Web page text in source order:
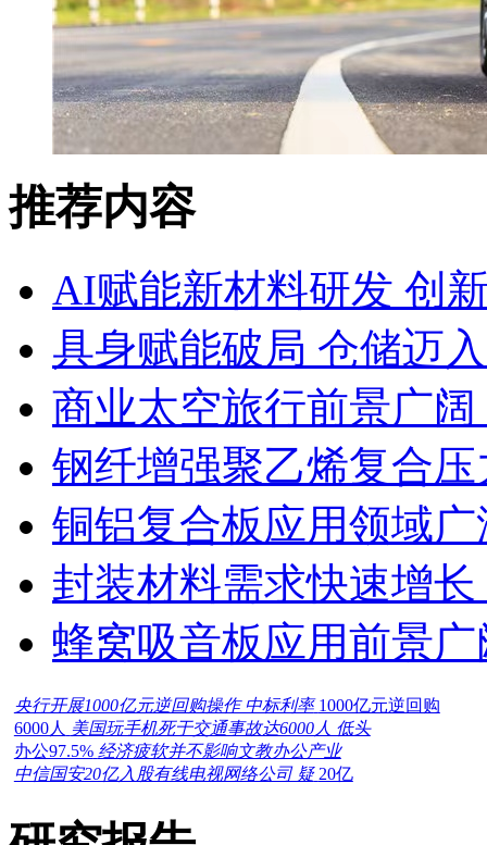
推荐内容
AI赋能新材料研发 创
具身赋能破局 仓储迈
商业太空旅行前景广
钢纤增强聚乙烯复合
铜铝复合板应用领域
封装材料需求快速增
蜂窝吸音板应用前景
央行开展1000亿元逆回购操作 中标利率 1000亿元逆回购
6000人 美国玩手机死于交通事故达6000人 低头
办公97.5% 经济疲软并不影响文教办公产业
中信国安20亿入股有线电视网络公司 疑 20亿